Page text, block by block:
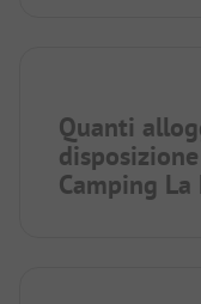
Quanti
Camping La